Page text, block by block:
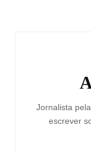
Jornalista
escrever